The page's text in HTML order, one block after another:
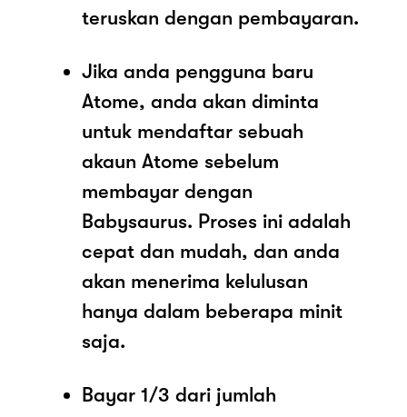
teruskan dengan pembayaran.
Jika anda pengguna baru
Atome, anda akan diminta
untuk mendaftar sebuah
akaun Atome sebelum
membayar dengan
Babysaurus. Proses ini adalah
cepat dan mudah, dan anda
akan menerima kelulusan
hanya dalam beberapa minit
saja.
Bayar 1/3 dari jumlah